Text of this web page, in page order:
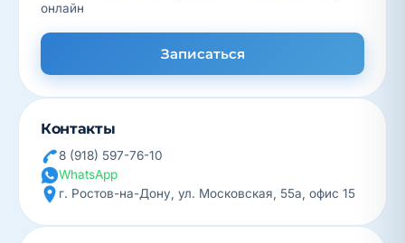
онлайн
Записаться
Контакты
8 (918) 597-76-10
WhatsApp
г. Ростов-на-Дону, ул. Московская, 55а, офис 15